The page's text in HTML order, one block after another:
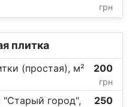
грн
плитка
(простая), м² 200
грн
"Старый город",
250